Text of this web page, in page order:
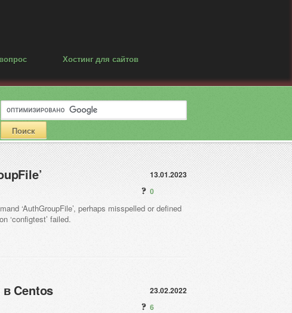
Хостинг для сайтов
13.01.2023
0
‘AuthGroupFile’, perhaps misspelled or defined
‘configtest’ failed.
в Centos
23.02.2022
6